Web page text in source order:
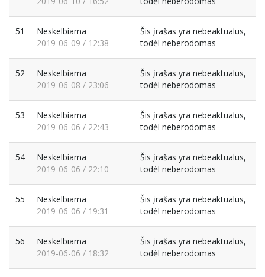
51
Neskelbiama
2019-06-09 / 12:38
Šis įrašas yra nebeaktualus,
todėl neberodomas
52
Neskelbiama
2019-06-08 / 23:06
Šis įrašas yra nebeaktualus,
todėl neberodomas
53
Neskelbiama
2019-06-06 / 22:43
Šis įrašas yra nebeaktualus,
todėl neberodomas
54
Neskelbiama
2019-06-06 / 22:10
Šis įrašas yra nebeaktualus,
todėl neberodomas
55
Neskelbiama
2019-06-06 / 19:31
Šis įrašas yra nebeaktualus,
todėl neberodomas
56
Neskelbiama
2019-06-06 / 18:32
Šis įrašas yra nebeaktualus,
todėl neberodomas